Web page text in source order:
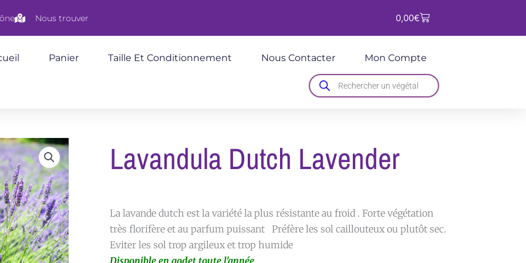
Nous trouver 0,00€Panier
Panier Taille Et Conditionnement Nous Contacter
Mon Compte
Recherche
de
produits
Lavandula Dutch Lavender
La lavande dutch est la variété la plus résistante au froid . Forte végétation
très florifère et au parfum puissant Préfère les sol caillouteux ou plutôt sec.
Eviter les sol trop argileux et trop humide
Disponible en godet toute l’année